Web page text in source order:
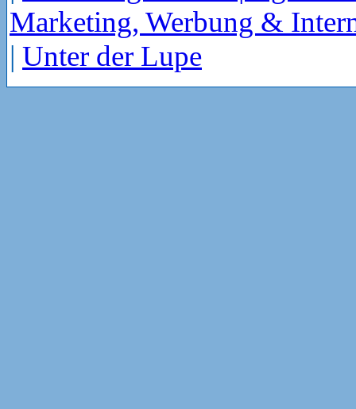
Marketing, Werbung &
| Unter der Lupe